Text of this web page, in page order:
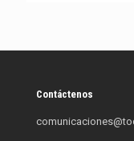
Contáctenos